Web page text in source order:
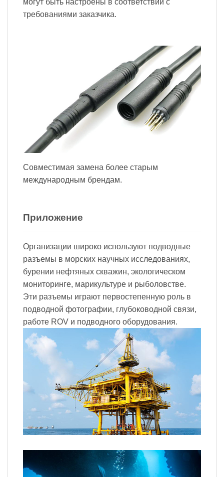
требованиями заказчика.
Совместимая замена более старым
международным брендам.
Приложение
Организации широко используют подводные
разъемы в морских научных исследованиях,
бурении нефтяных скважин, экологическом
мониторинге, марикультуре и рыболовстве.
Эти разъемы играют первостепенную роль в
подводной фотографии, глубоководной связи,
работе ROV и подводного оборудования.